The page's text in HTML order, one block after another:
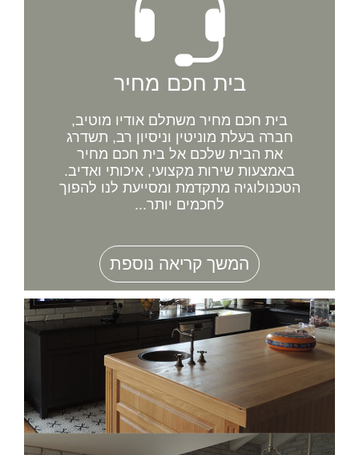
בית חכם מחיר
בית חכם מחיר משתלם אודיו מוטיב,
חברה בעלת מוניטין וניסיון רב, תשדרג
את הבית שלכם אל בית חכם מחיר
באמצעות שירות מקצועי, איכותי ואדיב.
הטכנולוגיה מתקדמת ומסייעת לנו להפוך
לחכמים יותר...
המשך קריאה נוספת